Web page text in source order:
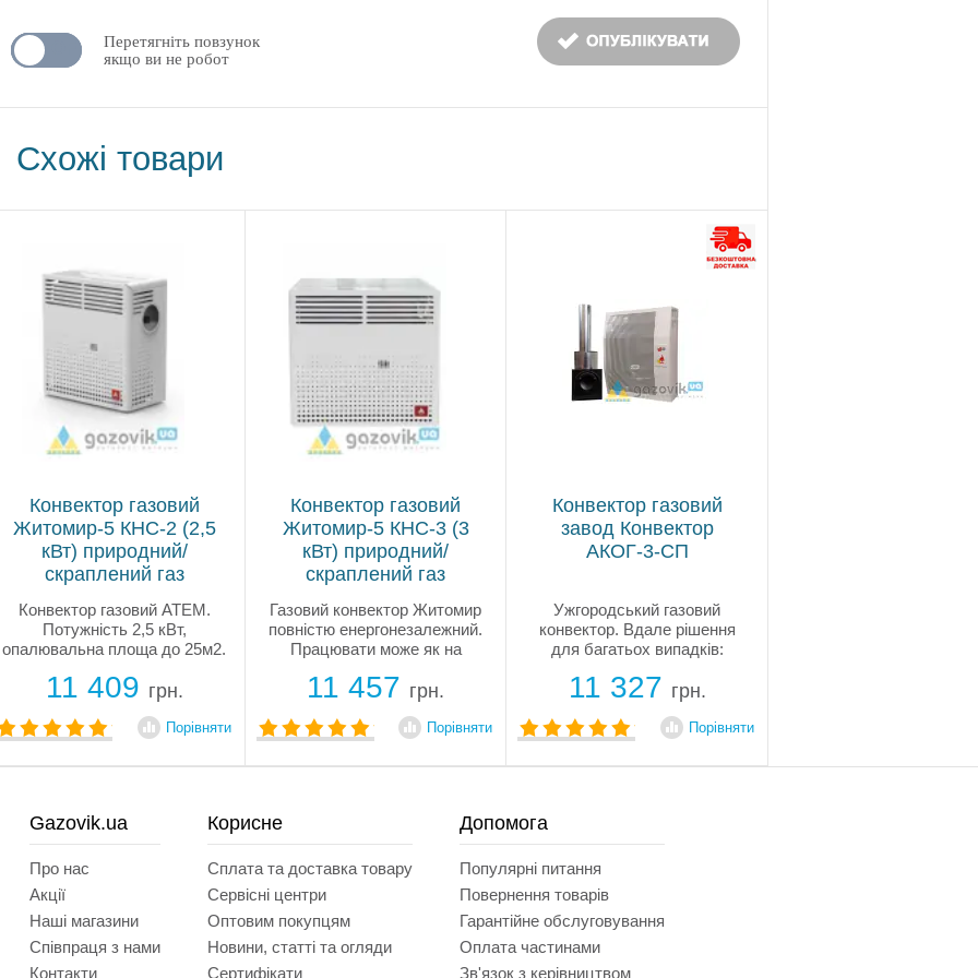
OFF
Перетягніть повзунок
якщо ви не робот
Схожі товари
Конвектор газовий
Житомир-5 КНС-2 (2,5
кВт) природний/
скраплений газ
Конвектор газовий АТЕМ.
Потужність 2,5 кВт,
опалювальна площа до 25м2.
закриту камеру згоряння –
приплив повітря та вихід
продуктів згоряння
відбуватиметься через
коаксіальну трубу.
11 409 грн.
Порівняти
Конвектор газовий
Житомир-5 КНС-3 (3
кВт) природний/
скраплений газ
Газовий конвектор Житомир
повністю енергонезалежний.
Працювати може як на
газі. Усі продукти згоряння
через трубу виводяться на
двір. Сопла та жиклери для
переналаштування на...
11 457 грн.
Порівняти
Конвектор газовий
завод Конвектор
АКОГ-3-СП
Ужгородський газовий
конвектор. Вдале рішення
для багатьох випадків:
працює на природному або
зрідженому газі, простий у
монтажі. Потужність 3кВт,
площа опалювальна до 30м2.
Труба для...
11 327 грн.
Порівняти
Gazovik.ua
Про нас
Акції
Наші магазини
Співпраця з нами
Контакти
Корисне
Сплата та доставка товару
Сервісні центри
Оптовим покупцям
Новини, статті та огляди
Сертифікати
Допомога
Популярні питання
Повернення товарів
Гарантійне обслуговування
Оплата частинами
Зв'язок з керівництвом